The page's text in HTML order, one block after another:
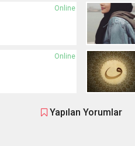
Online
Online
Yapılan Yorumlar